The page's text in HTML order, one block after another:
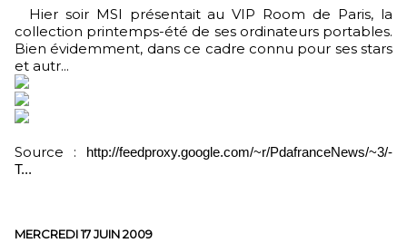
Hier soir MSI présentait au VIP Room de Paris, la
collection printemps-été de ses ordinateurs portables.
Bien évidemment, dans ce cadre connu pour ses stars
et autr...
Source :
http://feedproxy.google.com/~r/PdafranceNews/~3/-
T...
MERCREDI 17 JUIN 2009